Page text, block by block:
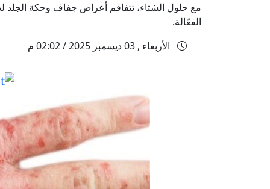
مع حلول الشتاء، تتفاقم أعراض جفاف وحكة الجلد
الفعّالة.
الأربعاء , 03 ديسمبر 2025 / 02:02 م